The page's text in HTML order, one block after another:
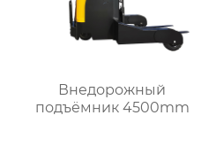
Внедорожный
подъёмник 4500mm